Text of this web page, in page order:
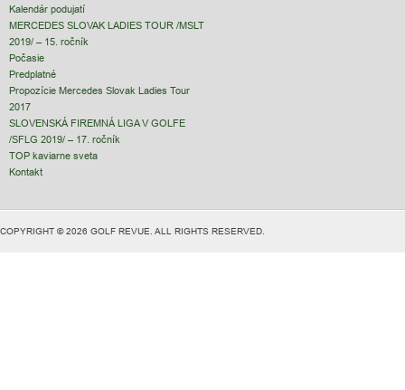
Kalendár podujatí
MERCEDES SLOVAK LADIES TOUR /MSLT
2019/ – 15. ročník
Počasie
Predplatné
Propozície Mercedes Slovak Ladies Tour
2017
SLOVENSKÁ FIREMNÁ LIGA V GOLFE
/SFLG 2019/ – 17. ročník
TOP kaviarne sveta
Kontakt
COPYRIGHT © 2026 GOLF REVUE. ALL RIGHTS RESERVED.